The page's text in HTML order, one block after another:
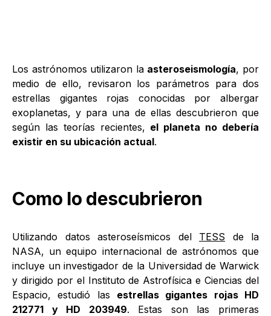
Los astrónomos utilizaron la asteroseismología, por
medio de ello, revisaron los parámetros para dos
estrellas gigantes rojas conocidas por albergar
exoplanetas, y para una de ellas descubrieron que
según las teorías recientes, el planeta no debería
existir en su ubicación actual.
Como lo descubrieron
Utilizando datos asteroseísmicos del TESS de la
NASA, un equipo internacional de astrónomos que
incluye un investigador de la Universidad de Warwick
y dirigido por el Instituto de Astrofísica e Ciencias del
Espacio, estudió las estrellas gigantes rojas HD
212771 y HD 203949. Estas son las primeras